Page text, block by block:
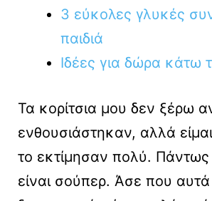
3 εύκολες γλυκές
παιδιά
Ιδέες για δώρα κάτω
Τα κορίτσια μου δεν ξέρω
ενθουσιάστηκαν, αλλά
το εκτίμησαν πολύ.
είναι σούπερ. Άσε που